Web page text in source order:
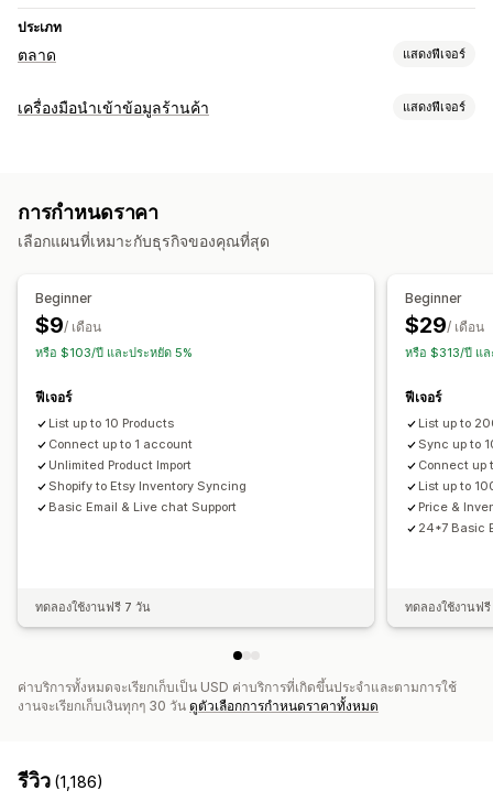
ประเภท
ตลาด แสดงฟีเจอร์
การจัดการการทำรายการสินค้า
การจัดการคำสั่งซื้อ
คำสั่งซื้อหลายรายการในครั้งเดียว
ซิงค์คำสั่งซื้อ
ซิงค์การติดตาม
เครื่องมือนำเข้าข้อมูลร้านค้า แสดงฟีเจอร์
ซิงค์สินค้า ซิงค์สองทาง
คอลเลกชัน
สินค้า
การกำหนดราคา
เลือกแผนที่เหมาะกับธุรกิจของคุณที่สุด
Beginner
$9/ เดือน
หรือ $103/ปี และประหยัด 5%
ฟีเจอร์
List up to 10 Products
Connect up to 1 account
Unlimited Product Import
Shopify to Etsy Inventory Syncing
Basic Email & Live chat Support
ทดลองใช้งานฟรี 7 วัน
Beginner
$29/ เดือน
หรือ $313/ปี แล
ฟีเจอร์
List up to
Sync up to
Connect up
List up to
Price &
24*7 Basic
ทดลองใช้งานฟ
ค่าบริการทั้งหมดจะเรียกเก็บเป็น USD ค่าบริการที่เกิดขึ้นประจำและตามการใช้
งานจะเรียกเก็บเงินทุกๆ 30 วัน ดูตัวเลือกการกำหนดราคาทั้งหมด
รีวิว (1,186)